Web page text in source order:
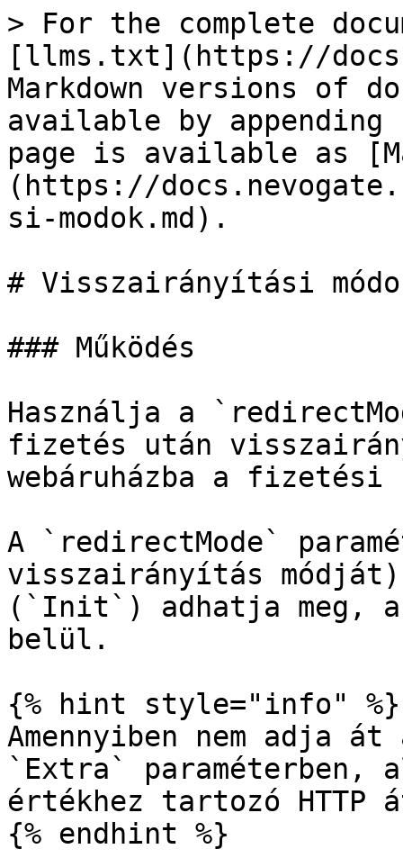
> For the complete
[llms.txt](https://
Markdown versions of
available by
page is available as
(https://
si-modok.md).
# Visszairányítási
### Működés
Használja a
fizetés után
webáruházba a
A `redirectMode`
visszairányítás
(`Init`) adhatja meg,
belül.
{% hint style="info" %}
Amennyiben nem adja
`Extra` paraméterben,
értékhez tartozó HTTP
{% endhint %}